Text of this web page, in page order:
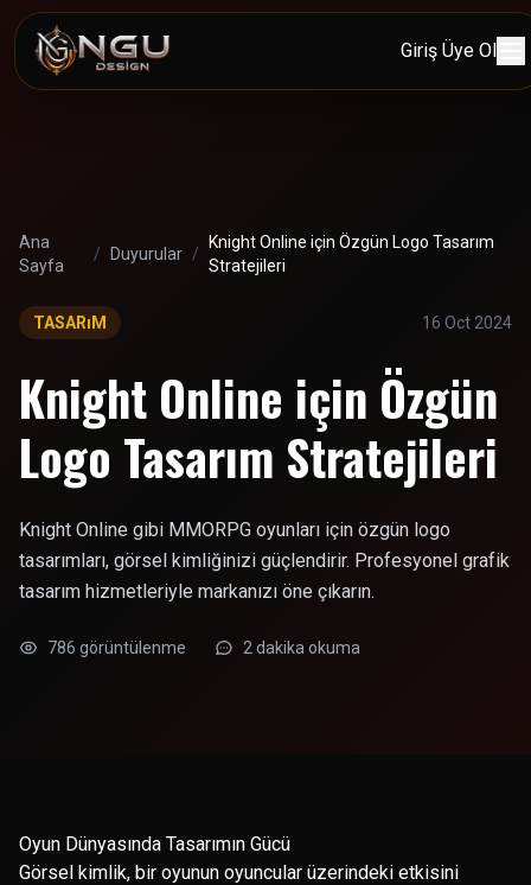
Giriş Üye Ol
Ana
Sayfa
/ Duyurular /
Knight Online için Özgün Logo Tasarım
Stratejileri
TASARıM 16 Oct 2024
Knight Online için Özgün
Logo Tasarım Stratejileri
Knight Online gibi MMORPG oyunları için özgün logo
tasarımları, görsel kimliğinizi güçlendirir. Profesyonel grafik
tasarım hizmetleriyle markanızı öne çıkarın.
786 görüntülenme 2 dakika okuma
Oyun Dünyasında Tasarımın Gücü
Görsel kimlik, bir oyunun oyuncular üzerindeki etkisini